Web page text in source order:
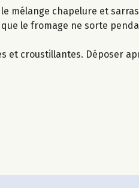
mélange chapelure et
le fromage ne sorte
et croustillantes. Déposer